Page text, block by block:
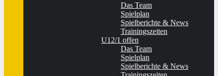
Das Team
Spielplan
Spielberichte & News
Trainingszeiten
U12/1 offen
Das Team
Spielplan
Spielberichte & News